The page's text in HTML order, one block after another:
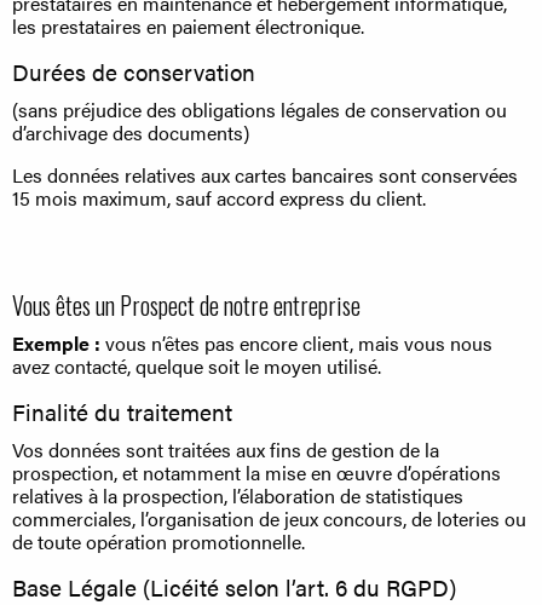
les prestataires en paiement électronique.
Durées de conservation
(sans préjudice des obligations légales de conservation ou
d’archivage des documents)
Les données relatives aux cartes bancaires sont conservées
15 mois maximum, sauf accord express du client.
Vous êtes un Prospect de notre entreprise
Exemple : vous n’êtes pas encore client, mais vous nous
avez contacté, quelque soit le moyen utilisé.
Finalité du traitement
Vos données sont traitées aux fins de gestion de la
prospection, et notamment la mise en œuvre d’opérations
relatives à la prospection, l’élaboration de statistiques
commerciales, l’organisation de jeux concours, de loteries ou
de toute opération promotionnelle.
Base Légale (Licéité selon l’art. 6 du RGPD)